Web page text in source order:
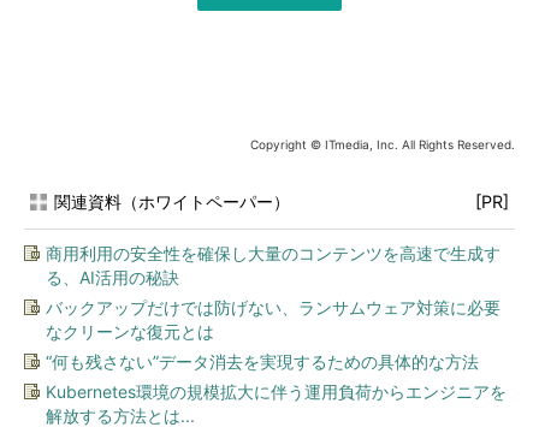
Copyright © ITmedia, Inc. All Rights Reserved.
関連資料（ホワイトペーパー） [PR]
商用利用の安全性を確保し大量のコンテンツを高速で生成す
る、AI活用の秘訣
バックアップだけでは防げない、ランサムウェア対策に必要
なクリーンな復元とは
“何も残さない”データ消去を実現するための具体的な方法
Kubernetes環境の規模拡大に伴う運用負荷からエンジニアを
解放する方法とは...